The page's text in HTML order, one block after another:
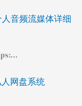
音频流媒体详细
网盘系统